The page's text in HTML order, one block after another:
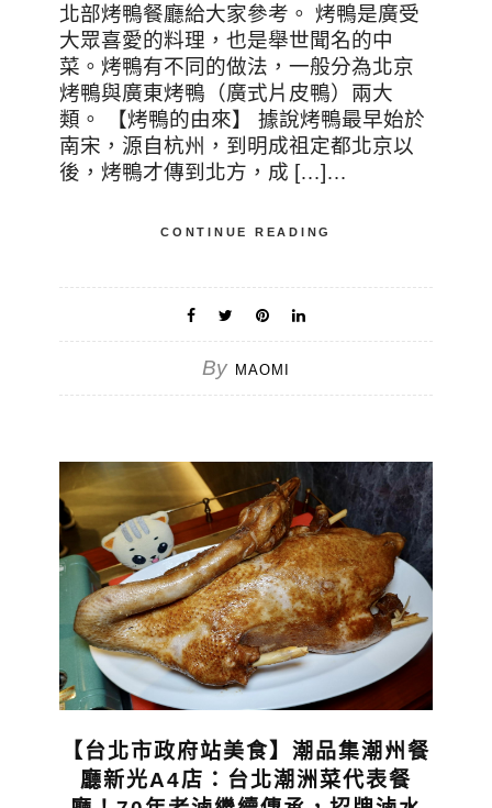
北部烤鴨餐廳給大家參考。 烤鴨是廣受
大眾喜愛的料理，也是舉世聞名的中
菜。烤鴨有不同的做法，一般分為北京
烤鴨與廣東烤鴨（廣式片皮鴨）兩大
類。 【烤鴨的由來】 據說烤鴨最早始於
南宋，源自杭州，到明成祖定都北京以
後，烤鴨才傳到北方，成 […]…
CONTINUE READING
By MAOMI
【台北市政府站美食】潮品集潮州餐
廳新光A4店：台北潮洲菜代表餐